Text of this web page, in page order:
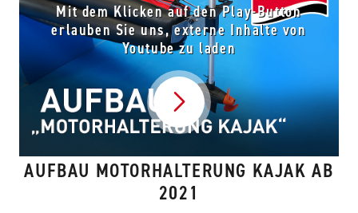
Mit dem Klicken auf den Play-Button
erlauben Sie uns, externe Inhalte von
Youtube zu laden
Video abspielen
AUFBAU MOTORHALTERUNG KAJAK AB
2021